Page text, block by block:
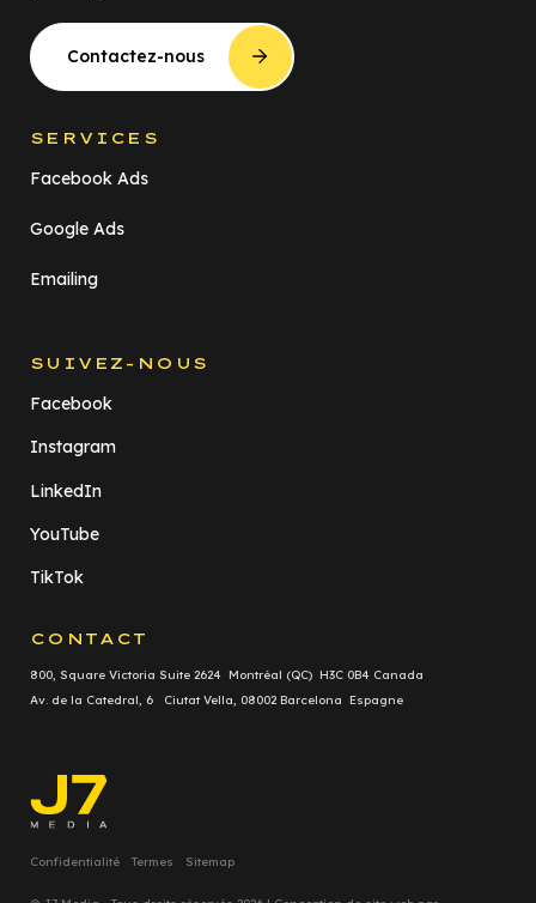
Contactez-nous
SERVICES
Facebook Ads
Google Ads
Emailing
SUIVEZ-NOUS
Facebook
Instagram
LinkedIn
YouTube
TikTok
CONTACT
800, Square Victoria Suite 2624 Montréal (QC) H3C 0B4 Canada
Av. de la Catedral, 6 Ciutat Vella, 08002 Barcelona Espagne
Confidentialité Termes Sitemap